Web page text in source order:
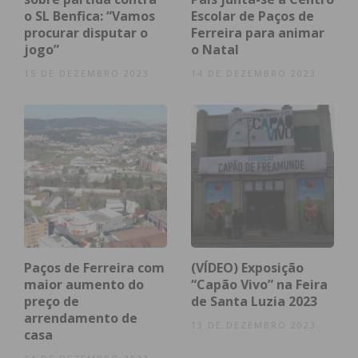
quinze dos quais de ação direta e três de serviços
gerais.
“Esta estrutura tem duas finalidades: acolher
utentes positivos que podem ter alta clínica e não
têm resposta nas famílias ou nas suas casas e dar
resposta aos surtos nos lares”, afirmou Carlos
Nunes, presidente da ARS Norte. A estrutura de
o SL Benfica: “Vamos
procurar disputar o
jogo”
Escolar de Paços de
Ferreira para animar
o Natal
14 DE DEZEMBRO 2023
Paços de Ferreira com
maior aumento do
preço de
arrendamento de
casa
(VÍDEO) Exposição
“Capão Vivo” na Feira
de Santa Luzia 2023